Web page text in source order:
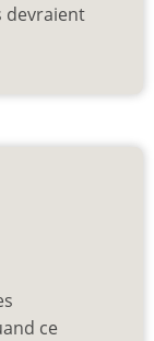
devraient
ce